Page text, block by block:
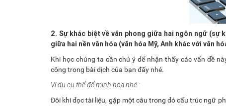
2. Sự khác biệt về văn phong giữa hai ngôn ngữ
giữa hai nền văn hóa (văn hóa Mỹ, Anh khác với văn
Khi học chúng ta cần chú ý để nhận thấy các vấn đề
công trong bài dịch của bạn đấy nhé.
Ví dụ cụ thể để minh họa nhé :
Đôi khi đọc tài liệu, gặp một câu trong đó cấu trúc ngữ